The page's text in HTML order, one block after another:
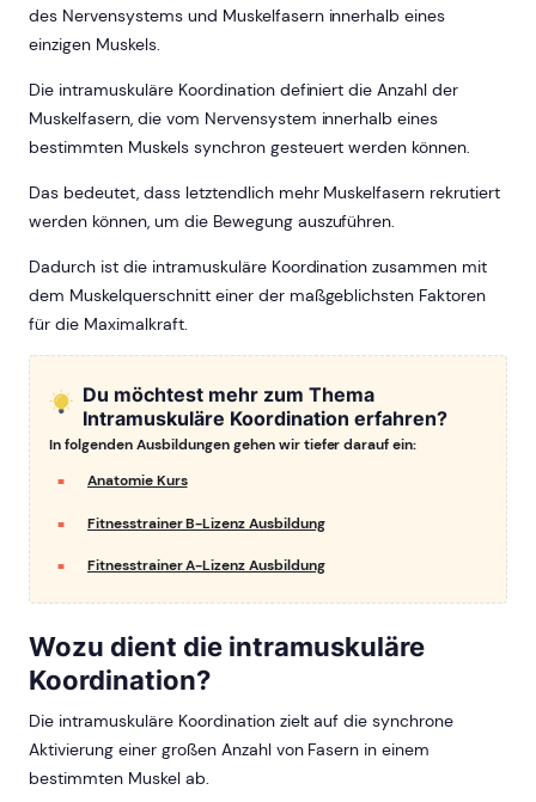
des Nervensystems und Muskelfasern innerhalb eines
einzigen Muskels.
Die intramuskuläre Koordination definiert die Anzahl der
Muskelfasern, die vom Nervensystem innerhalb eines
bestimmten Muskels synchron gesteuert werden können.
Das bedeutet, dass letztendlich mehr Muskelfasern rekrutiert
werden können, um die Bewegung auszuführen.
Dadurch ist die intramuskuläre Koordination zusammen mit
dem Muskelquerschnitt einer der maßgeblichsten Faktoren
für die Maximalkraft.
Du möchtest mehr zum Thema
Intramuskuläre Koordination erfahren?
In folgenden Ausbildungen gehen wir tiefer darauf ein:
Anatomie Kurs
Fitnesstrainer B-Lizenz Ausbildung
Fitnesstrainer A-Lizenz Ausbildung
Wozu dient die intramuskuläre
Koordination?
Die intramuskuläre Koordination zielt auf die synchrone
Aktivierung einer großen Anzahl von Fasern in einem
bestimmten Muskel ab.